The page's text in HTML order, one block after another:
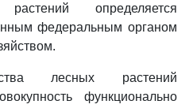
растений определяется
федеральным органом
лесных растений
функционально